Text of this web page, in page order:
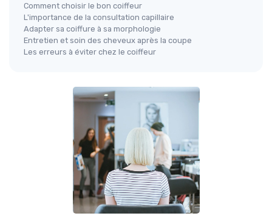
Comment choisir le bon coiffeur
L'importance de la consultation capillaire
Adapter sa coiffure à sa morphologie
Entretien et soin des cheveux après la coupe
Les erreurs à éviter chez le coiffeur